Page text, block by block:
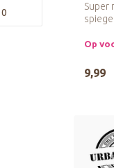
Super
Op
9,99